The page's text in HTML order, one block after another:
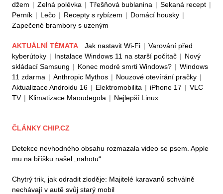
džem | Zelná polévka | Třešňová bublanina | Sekaná recept |
Perník | Lečo | Recepty s rybízem | Domácí housky |
Zapečené brambory s uzeným
AKTUÁLNÍ TÉMATA Jak nastavit Wi-Fi | Varování před
kyberútoky | Instalace Windows 11 na starší počítač | Nový
skládací Samsung | Konec modré smrti Windows? | Windows
11 zdarma | Anthropic Mythos | Nouzové otevírání pračky |
Aktualizace Androidu 16 | Elektromobilita | iPhone 17 | VLC
TV | Klimatizace Maoudegola | Nejlepší Linux
ČLÁNKY CHIP.CZ
Detekce nevhodného obsahu rozmazala video se psem. Apple
mu na bříšku našel „nahotu“
Chytrý trik, jak odradit zloděje: Majitelé karavanů schválně
nechávají v autě svůj starý mobil